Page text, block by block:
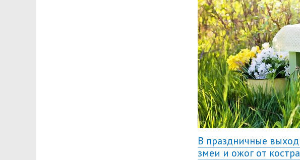
В праздничные
змеи и ожог от костра